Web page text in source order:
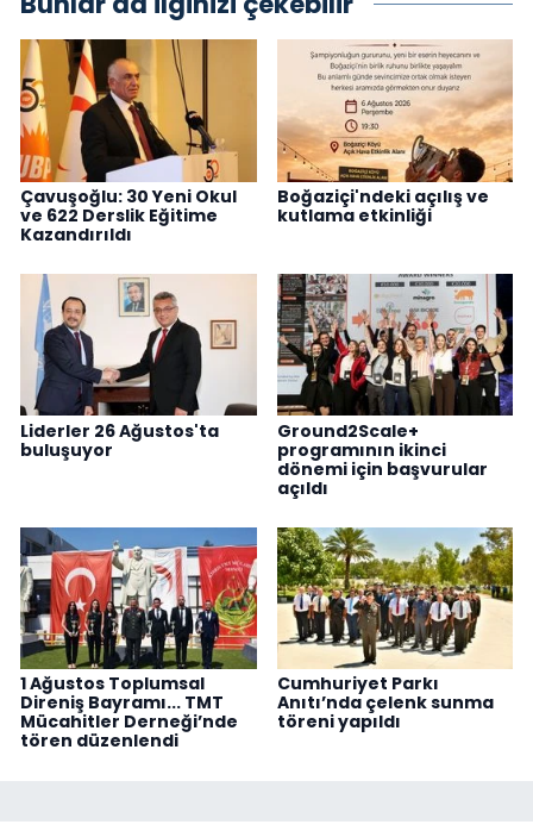
Çavuşoğlu: 30 Yeni Okul
ve 622 Derslik Eğitime
Kazandırıldı
Boğaziçi'ndeki açılış ve
kutlama etkinliği
Liderler 26 Ağustos'ta
buluşuyor
Ground2Scale+
programının ikinci
dönemi için başvurular
açıldı
1 Ağustos Toplumsal
Direniş Bayramı... TMT
Mücahitler Derneği’nde
tören düzenlendi
Cumhuriyet Parkı
Anıtı’nda çelenk sunma
töreni yapıldı